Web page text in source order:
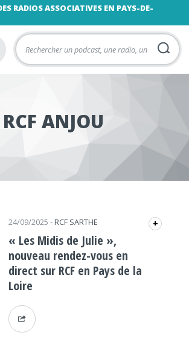
RADIOS ASSOCIATIVES EN PAYS-DE-
RCF ANJOU
24/09/2025- RCF SARTHE +
« Les Midis de Julie »,
nouveau rendez-vous en
direct sur RCF en Pays de la
Loire